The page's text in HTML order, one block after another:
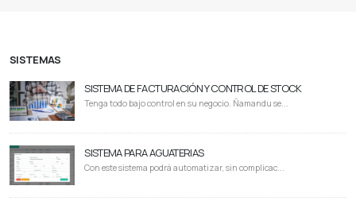
SISTEMAS
SISTEMA DE FACTURACIÓN Y CONTROL DE STOCK
Tenga todo bajo control en su negocio. Ñamandu se...
SISTEMA PARA AGUATERIAS
Con este sistema podrá automatizar, sin complicac...